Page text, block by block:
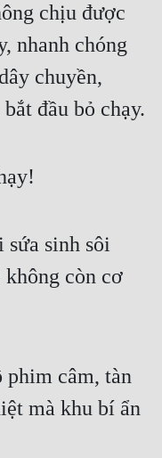
chịu được
nhanh chóng
chuyền,
đầu bỏ chạy.
sứa sinh sôi
còn cơ
phim câm, tàn
mà khu bí ẩn